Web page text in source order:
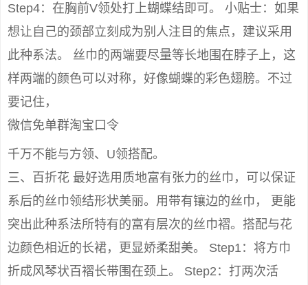
Step4：在胸前V领处打上蝴蝶结即可。 小贴士：如果
想让自己的颈部立刻成为别人注目的焦点，建议采用
此种系法。 丝巾的两端要尽量等长地围在脖子上，这
样两端的颜色可以对称，好像蝴蝶的彩色翅膀。不过
要记住，
微信免单群淘宝口令
千万不能与方领、U领搭配。
三、百折花 最好选用质地富有张力的丝巾，可以保证
系后的丝巾领结形状美丽。用带有镶边的丝巾， 更能
突出此种系法所特有的富有层次的丝巾褶。搭配与花
边颜色相近的长裙，更显娇柔甜美。 Step1：将方巾
折成风琴状百褶长带围在颈上。 Step2：打两次活